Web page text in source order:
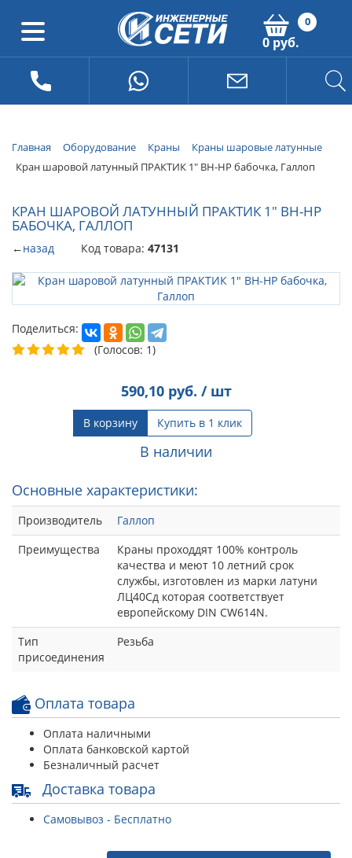
0
0 руб.
Главная Оборудование Краны
Краны шаровые латунные
Кран шаровой латунный ПРАКТИК 1" ВН-НР бабочка, Галлоп
КРАН ШАРОВОЙ ЛАТУННЫЙ ПРАКТИК 1" ВН-НР
БАБОЧКА, ГАЛЛОП
←назад Код товара: 47131
Поделиться:
(Голосов: 1)
590,10руб. / шт
В корзину Купить в 1 клик
В наличии
Основные характеристики:
Производитель
Галлоп
Преимущества
Краны проходдят 100% контроль
качества и меют 10 летний срок
службы, изготовлен из марки латуни
ЛЦ40Сд которая соответствует
европейскому DIN CW614N.
Тип
присоединения
Резьба
Оплата товара
Оплата наличными
Оплата банковской картой
Безналичный расчет
Доставка товара
Самовывоз - Бесплатно